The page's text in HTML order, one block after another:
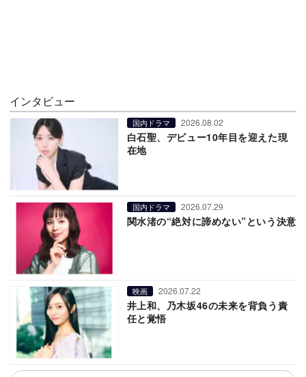
インタビュー
国内ドラマ 2026.08.02
白石聖、デビュー10年目を迎えた現
在地
国内ドラマ 2026.07.29
関水渚の“絶対に諦めない”という決意
映画 2026.07.22
井上和、乃木坂46の未来を背負う責
任と覚悟